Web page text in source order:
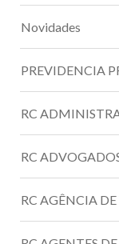
Novidades
PREVIDENCIA
RC
RC
RC AGÊNCIA